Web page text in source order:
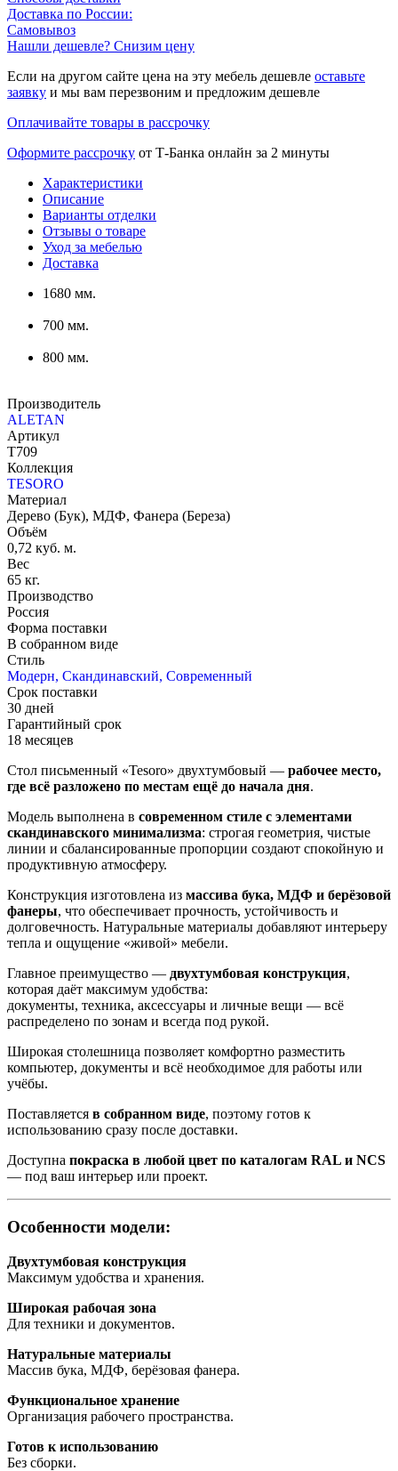
Доставка по России:
Самовывоз
Нашли дешевле? Снизим цену
Если на другом сайте цена на эту мебель дешевле оставьте
заявку и мы вам перезвоним и предложим дешевле
Оплачивайте товары в рассрочку
Оформите рассрочку от Т-Банка онлайн за 2 минуты
Характеристики
Описание
Варианты отделки
Отзывы о товаре
Уход за мебелью
Доставка
1680 мм.
700 мм.
800 мм.
Производитель
ALETAN
Артикул
T709
Коллекция
TESORO
Материал
Дерево (Бук), МДФ, Фанера (Береза)
Объём
0,72 куб. м.
Вес
65 кг.
Производство
Россия
Форма поставки
В собранном виде
Стиль
Модерн, Скандинавский, Современный
Срок поставки
30 дней
Гарантийный срок
18 месяцев
Стол письменный «Tesoro» двухтумбовый — рабочее место,
где всё разложено по местам ещё до начала дня.
Модель выполнена в современном стиле с элементами
скандинавского минимализма: строгая геометрия, чистые
линии и сбалансированные пропорции создают спокойную и
продуктивную атмосферу.
Конструкция изготовлена из массива бука, МДФ и берёзовой
фанеры, что обеспечивает прочность, устойчивость и
долговечность. Натуральные материалы добавляют интерьеру
тепла и ощущение «живой» мебели.
Главное преимущество — двухтумбовая конструкция,
которая даёт максимум удобства:
документы, техника, аксессуары и личные вещи — всё
распределено по зонам и всегда под рукой.
Широкая столешница позволяет комфортно разместить
компьютер, документы и всё необходимое для работы или
учёбы.
Поставляется в собранном виде, поэтому готов к
использованию сразу после доставки.
Доступна покраска в любой цвет по каталогам RAL и NCS
— под ваш интерьер или проект.
Особенности модели:
Двухтумбовая конструкция
Максимум удобства и хранения.
Широкая рабочая зона
Для техники и документов.
Натуральные материалы
Массив бука, МДФ, берёзовая фанера.
Функциональное хранение
Организация рабочего пространства.
Готов к использованию
Без сборки.